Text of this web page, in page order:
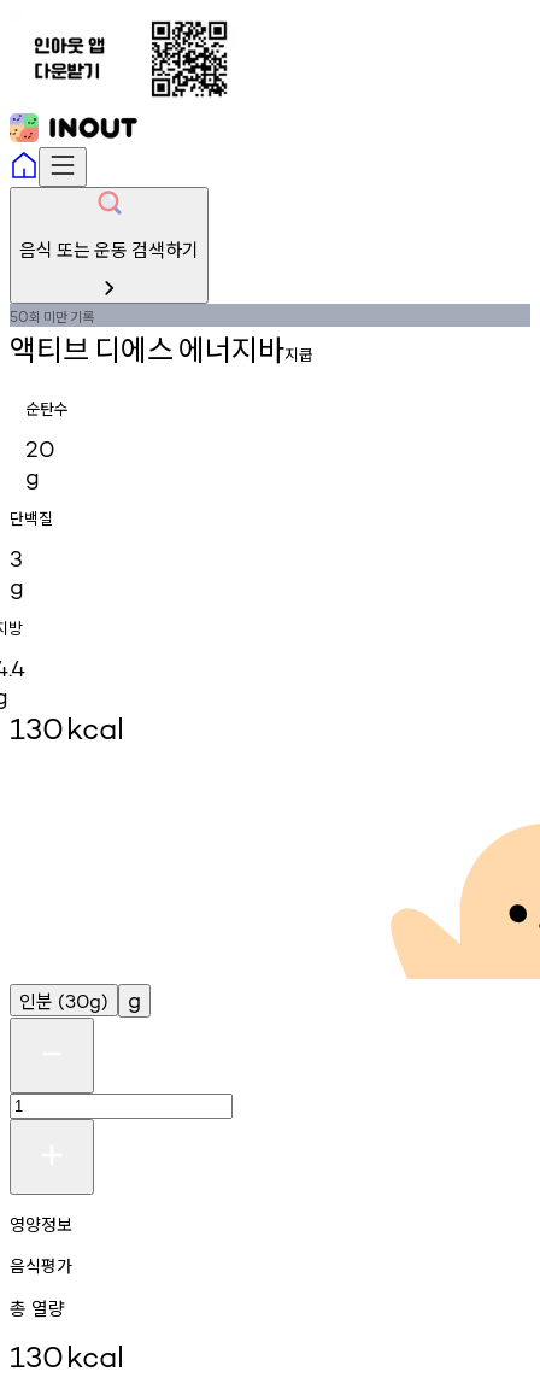
음식 또는 운동 검색하기
50회 미만기록
액티브 디에스에너지바지쿱
순탄수
20
g
단백질
3
g
방
130kcal
인분 (30g) g
영양정보
음식평가
총 열량
130kcal